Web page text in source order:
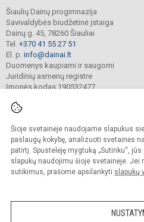
Šioje svetainėje naudojame slapukus
paslaugų kokybę, analizuoti svetainės
patirtį. Spustelėję mygtuką „Sutinku“,
slapukų naudojimu šioje svetainėje. Jei
sutikimus, prašome apsilankyti slapukų
Šiaulių Dainų progimnazija
Savivaldybės biudžetinė įstaiga
Dainų g. 45, 78260 Šiauliai
Tel. +370 41 55 27 51
El. p. info@dainai.lt
Duomenys kaupiami ir saugomi
Juridinių asmenų registre
Įmonės kodas 190532477
© 2023. Šiaulių Dainų
Kopijuoti turinį be raštiško
Prieinamumo paraiška
Sumanus būdas atnaujinti